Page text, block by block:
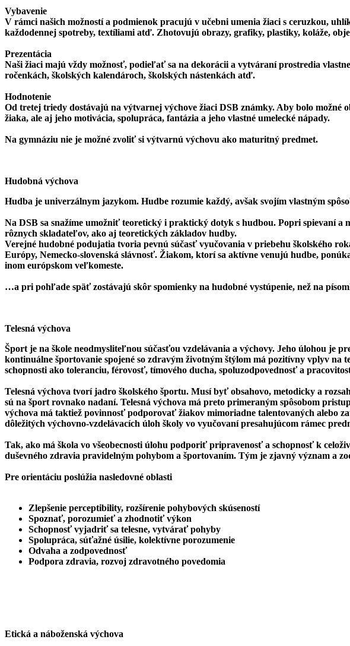
Vybavenie
V rámci našich možností a podmienok pracujú v učebni umenia žiaci s ceruzkou,
každodennej spotreby, textíliami atď. Zhotovujú obrazy, grafiky, plastiky, koláže,
Prezentácia
Naši žiaci majú vždy možnosť, podieľať sa na dekorácii a vytváraní prostredia
ročenkách, školských kalendároch, školských nástenkách atď.
Hodnotenie
Od tretej triedy dostávajú na výtvarnej výchove žiaci DSB známky. Aby bolo
žiaka, ale aj jeho motivácia, spolupráca, fantázia a jeho vlastné umelecké nápady.
Na gymnáziu nie je možné zvoliť si výtvarnú výchovu ako maturitný predmet.
Hudobná výchova
Hudba je univerzálnym jazykom. Hudbe rozumie každý, avšak svojím vlastným
Na DSB sa snažíme umožniť teoretický i praktický dotyk s hudbou. Popri spievaní a
rôznych skladateľov, ako aj teoretických základov hudby.
Verejné hudobné podujatia tvoria pevnú súčasť vyučovania v priebehu školského
Európy, Nemecko-slovenská slávnosť. Žiakom, ktorí sa aktívne venujú hudbe,
inom európskom veľkomeste.
…a pri pohľade späť zostávajú skôr spomienky na hudobné vystúpenie, než na
Telesná výchova
Šport je na škole neodmysliteľnou súčasťou vzdelávania a výchovy. Jeho úlohou je
kontinuálne športovanie spojené so zdravým životným štýlom má pozitívny vplyv
schopnosti ako toleranciu, férovosť, tímového ducha, spoluzodpovednosť a
Telesná výchova tvorí jadro školského športu. Musí byť obsahovo, metodicky a
sú na šport rovnako nadaní. Telesná výchova má preto primeraným spôsobom
výchova má taktiež povinnosť podporovať žiakov mimoriadne talentovaných alebo
dôležitých výchovno-vzdelávacích úloh školy vo vyučovaní presahujúcom rámec
Tak, ako má škola vo všeobecnosti úlohu podporiť pripravenosť a schopnosť k
duševného zdravia pravidelným pohybom a športovaním. Tým je zjavný význam a
Pre orientáciu poslúžia nasledovné oblasti
Zlepšenie perceptibility, rozšírenie pohybových skúseností
Spoznať, porozumieť a zhodnotiť výkon
Schopnosť vyjadriť sa telesne, vytvárať pohyby
Spolupráca, súťažné úsilie, kolektívne porozumenie
Odvaha a zodpovednosť
Podpora zdravia, rozvoj zdravotného povedomia
Etická a náboženská výchova